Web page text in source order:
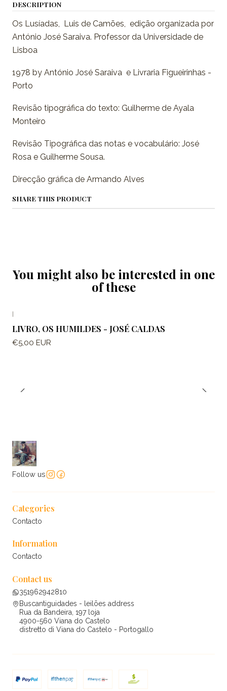
DESCRIPTION
Os Lusíadas, Luis de Camões, edição organizada por
António José Saraiva. Professor da Universidade de
Lisboa
1978 by António José Saraiva e Livraria Figueirinhas -
Porto
Revisão tipográfica do texto: Guilherme de Ayala
Monteiro
Revisão Tipográfica das notas e vocabulário: José
Rosa e Guilherme Sousa.
Direcção gráfica de Armando Alves
SHARE THIS PRODUCT
You might also be interested in one
of these
LIVRO, OS HUMILDES - JOSÉ CALDAS
€5,00 EUR
Follow us
Categories
Contacto
Information
Contacto
Contact us
351962942810
Buscantiguidades - leilões address
Rua da Bandeira, 197 loja
4900-560 Viana do Castelo
distretto di Viana do Castelo - Portogallo